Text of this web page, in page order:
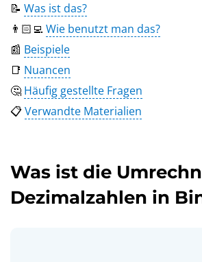
📝 Was ist das?
👨🏻‍💻 Wie benutzt man das?
📰 Beispiele
📑 Nuancen
🤔 Häufig gestellte Fragen
📋Verwandte Materialien
Was ist die
Dezimalzahlen in